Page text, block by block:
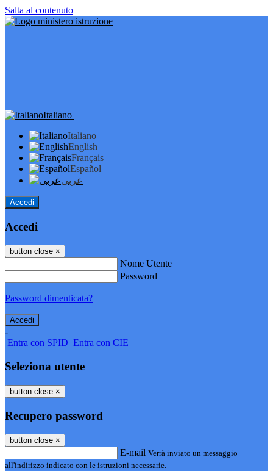
Salta al contenuto
Italiano
Italiano
English
Français
Español
عربى
Accedi
Accedi
button close ×
Nome Utente
Password
Password dimenticata?
-
Entra con SPID Entra con CIE
Seleziona utente
button close ×
Recupero password
button close ×
E-mail Verrà inviato un messaggio
all'indirizzo indicato con le istruzioni necessarie.